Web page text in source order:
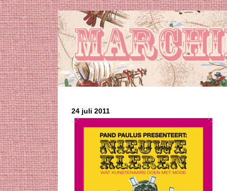
24 juli 2011